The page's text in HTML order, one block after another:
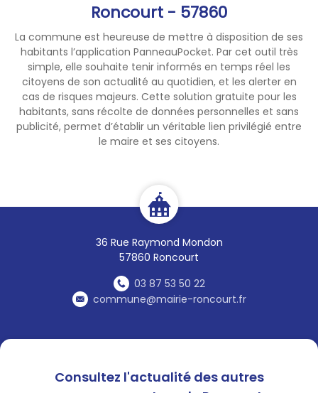
Roncourt - 57860
La commune est heureuse de mettre à disposition de ses
habitants l’application PanneauPocket. Par cet outil très
simple, elle souhaite tenir informés en temps réel les
citoyens de son actualité au quotidien, et les alerter en
cas de risques majeurs. Cette solution gratuite pour les
habitants, sans récolte de données personnelles et sans
publicité, permet d’établir un véritable lien privilégié entre
le maire et ses citoyens.
36 Rue Raymond Mondon
57860 Roncourt
03 87 53 50 22
commune@mairie-roncourt.fr
Consultez l'actualité des autres